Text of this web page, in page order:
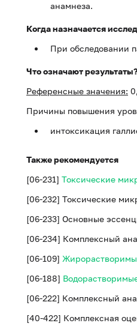
анамнеза.
Когда назначается
При обследовании
Что означают результаты?
Референсные значения:
Причины повышения
интоксикация
Также рекомендуется
[06-231] Токсические
[06-232] Токсические
[06-233] Основные
[06-234] Комплексный
[06-109]
[06-188]
[06-222] Комплексный
[40-422] Комплексная